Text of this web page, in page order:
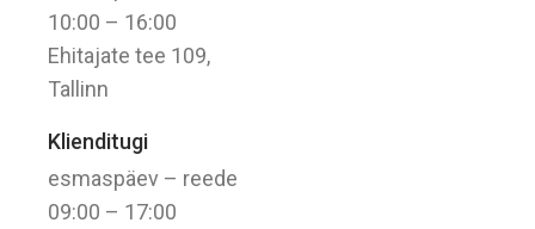
10:00 – 16:00
Ehitajate tee 109,
Tallinn
Klienditugi
esmaspäev – reede
09:00 – 17:00